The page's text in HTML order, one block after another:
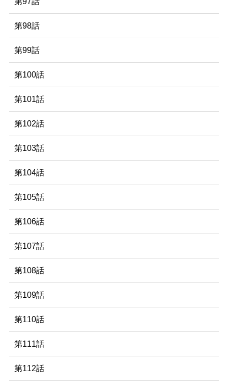
第98話
第99話
第100話
第101話
第102話
第103話
第104話
第105話
第106話
第107話
第108話
第109話
第110話
第111話
第112話